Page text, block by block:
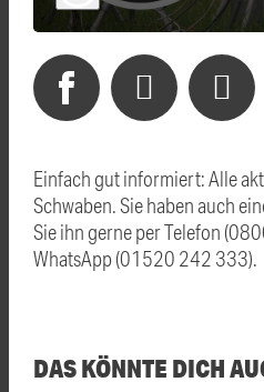
Einfach gut informiert: Alle
Schwaben. Sie haben auch
Sie ihn gerne per Telefon
WhatsApp (01520 242 333).
DAS KÖNNTE DICH